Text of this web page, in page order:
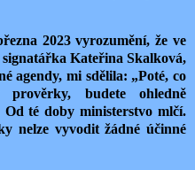
2023 vyrozumění, že ve
Kateřina Skalková,
agendy, mi sdělila: „Poté, co
budete ohledně
té doby ministerstvo mlčí.
nelze vyvodit žádné účinné